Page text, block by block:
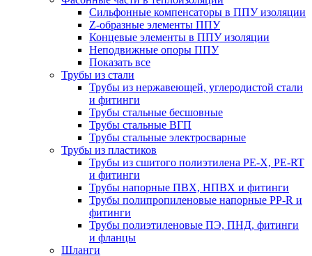
Cильфонные компенсаторы в ППУ изоляции
Z-образные элементы ППУ
Концевые элементы в ППУ изоляции
Неподвижные опоры ППУ
Показать все
Трубы из стали
Трубы из нержавеющей, углеродистой стали
и фитинги
Трубы стальные бесшовные
Трубы стальные ВГП
Трубы стальные электросварные
Трубы из пластиков
Трубы из сшитого полиэтилена PE-X, PE-RT
и фитинги
Трубы напорные ПВХ, НПВХ и фитинги
Трубы полипропиленовые напорные PP-R и
фитинги
Трубы полиэтиленовые ПЭ, ПНД, фитинги
и фланцы
Шланги